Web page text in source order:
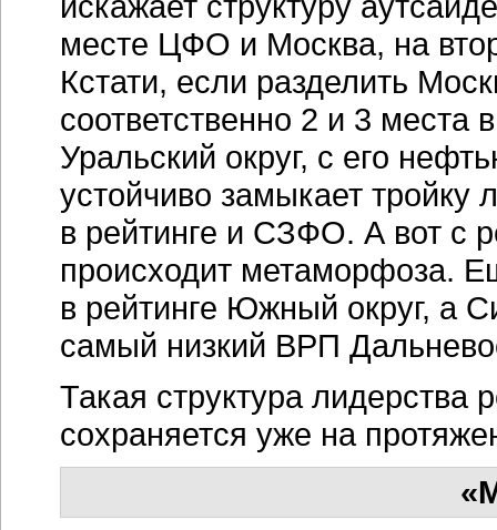
месте ЦФО и Москва, на
Кстати, если разделить
соответственно 2 и 3 места
Уральский округ, с его
устойчиво замыкает тройку
в рейтинге и СЗФО. А вот с
происходит метаморфоза.
в рейтинге Южный округ, а
самый низкий ВРП
Такая структура лидерства
сохраняется уже на